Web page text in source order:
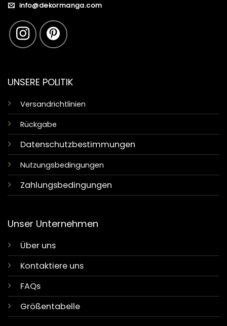
info@dekormanga.com
UNSERE POLITIK
Versandrichtlinien
Rückgabe
Datenschutzbestimmungen
Nutzungsbedingungen
Zahlungsbedingungen
Unser Unternehmen
Über uns
Kontaktiere uns
FAQs
Größentabelle